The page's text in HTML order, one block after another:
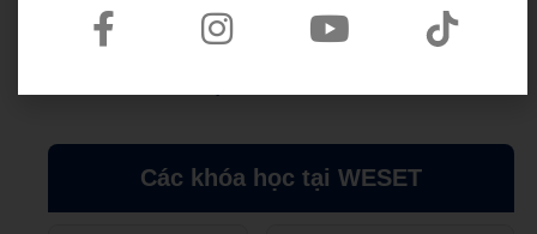
Lộ trình luyện thi & thiết kế riêng theo nhu
Các khóa học tại WESET